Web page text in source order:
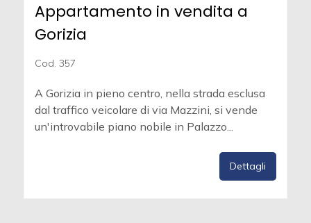
Appartamento in vendita a
Gorizia
Cod. 357
A Gorizia in pieno centro, nella strada esclusa
dal traffico veicolare di via Mazzini, si vende
un'introvabile piano nobile in Palazzo...
Dettagli